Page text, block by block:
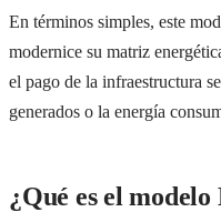
En términos simples, este
modernice su matriz
el pago de la infraestructura
generados o la energía
¿Qué es el